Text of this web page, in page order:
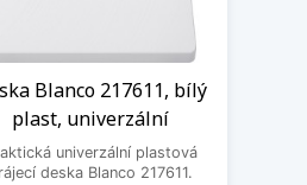
Blanco 217611, bílý
plast, univerzální
univerzální plastová
deska Blanco 217611.